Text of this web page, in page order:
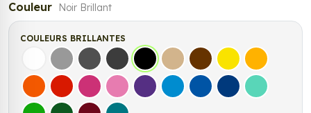
Couleur Noir Brillant
COULEURS BRILLANTES
Blanc Gris Gris FoncéGris Anthracite
Noir Beige Marron Jaune ClairJaune
OrangeRouge FuchsiaRose Violet Bleu clairBleu MoyenBleu FoncéBleu Vert